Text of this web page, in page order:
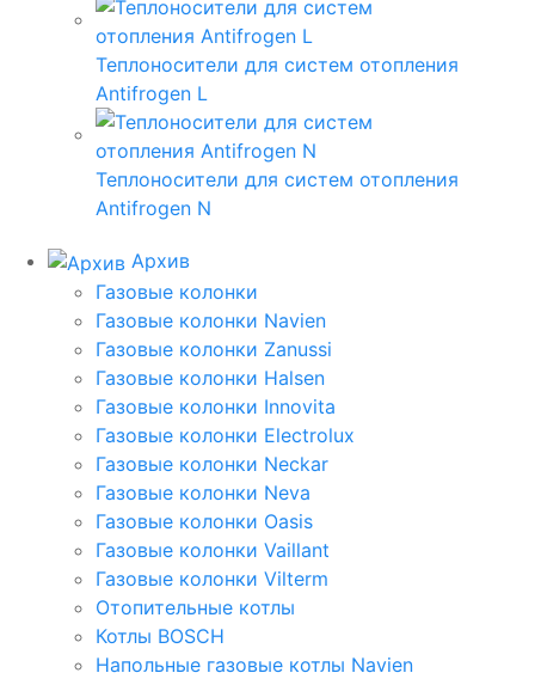
Теплоносители для систем отопления
Antifrogen L
Теплоносители для систем отопления
Antifrogen N
Архив
Газовые колонки
Газовые колонки Navien
Газовые колонки Zanussi
Газовые колонки Halsen
Газовые колонки Innovita
Газовые колонки Electrolux
Газовые колонки Neckar
Газовые колонки Neva
Газовые колонки Oasis
Газовые колонки Vaillant
Газовые колонки Vilterm
Отопительные котлы
Котлы BOSCH
Напольные газовые котлы Navien